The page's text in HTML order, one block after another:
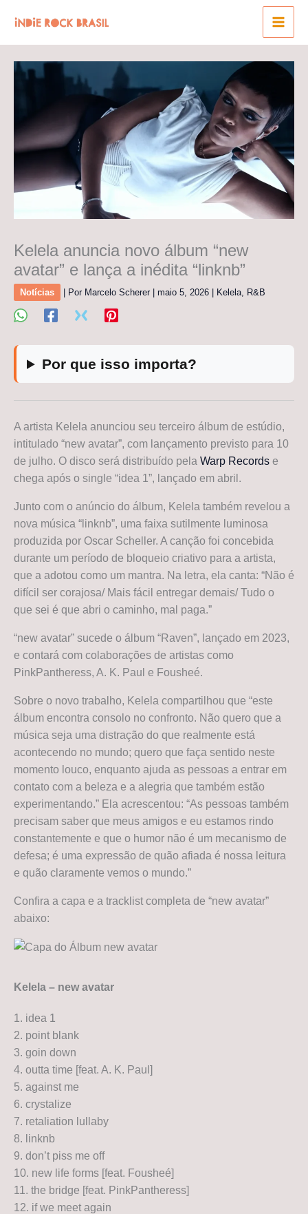
para
o
conteúdo
Kelela anuncia novo álbum “new
avatar” e lança a inédita “linknb”
Notícias | Por Marcelo Scherer maio 5, 2026 Kelela, R&B
Por que isso importa?
A artista Kelela anunciou seu terceiro álbum de estúdio,
intitulado “new avatar”, com lançamento previsto para 10
de julho. O disco será distribuído pela Warp Records e
chega após o single “idea 1”, lançado em abril.
Junto com o anúncio do álbum, Kelela também revelou a
nova música “linknb”, uma faixa sutilmente luminosa
produzida por Oscar Scheller. A canção foi concebida
durante um período de bloqueio criativo para a artista,
que a adotou como um mantra. Na letra, ela canta: “Não é
difícil ser corajosa/ Mais fácil entregar demais/ Tudo o
que sei é que abri o caminho, mal paga.”
“new avatar” sucede o álbum “Raven”, lançado em 2023,
e contará com colaborações de artistas como
PinkPantheress, A. K. Paul e Fousheé.
Sobre o novo trabalho, Kelela compartilhou que “este
álbum encontra consolo no confronto. Não quero que a
música seja uma distração do que realmente está
acontecendo no mundo; quero que faça sentido neste
momento louco, enquanto ajuda as pessoas a entrar em
contato com a beleza e a alegria que também estão
experimentando.” Ela acrescentou: “As pessoas também
precisam saber que meus amigos e eu estamos rindo
constantemente e que o humor não é um mecanismo de
defesa; é uma expressão de quão afiada é nossa leitura
e quão claramente vemos o mundo.”
Confira a capa e a tracklist completa de “new avatar”
abaixo:
Kelela – new avatar
1. idea 1
2. point blank
3. goin down
4. outta time [feat. A. K. Paul]
5. against me
6. crystalize
7. retaliation lullaby
8. linknb
9. don’t piss me off
10. new life forms [feat. Fousheé]
11. the bridge [feat. PinkPantheress]
12. if we meet again